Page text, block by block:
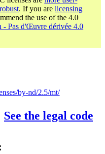
. If you are licensing
the use of the 4.0
- Pas d'Œuvre dérivée 4.0
by-nd/2.5/mt/
See the legal code